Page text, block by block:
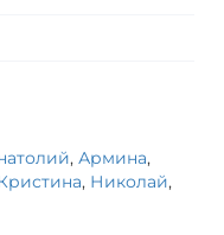
, Армина,
, Николай,